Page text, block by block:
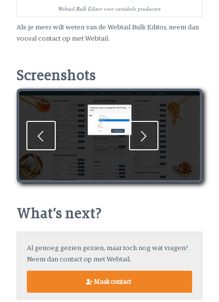
Webtail Bulk Editor voor variabele producten
Als je meer wilt weten van de Webtail Bulk Editor, neem dan
vooral contact op met Webtail.
Screenshots
Volgende
What’s next?
Al genoeg gezien gezien, maar toch nog wat vragen?
Neem dan contact op met Webtail.
Maak contact